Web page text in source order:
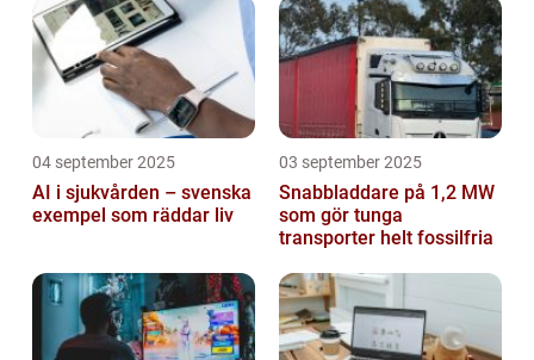
04 september 2025
AI i sjukvården – svenska
exempel som räddar liv
03 september 2025
Snabbladdare på 1,2 MW
som gör tunga
transporter helt fossilfria